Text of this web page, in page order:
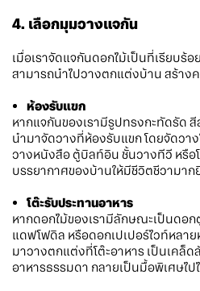
4. เลือกมุมวางแจกัน
เมื่อเราจัดแจกันดอกไม้เป็นที่เรียบร้
สามารถนำไปวางตกแต่งบ้าน สร้าง
ห้องรับแขก
หากแจกันของเรามีรูปทรงกะทัดรัด
นำมาจัดวางที่ห้องรับแขก โดยจัดวา
วางหนังสือ ตู้บิลท์อิน ชั้นวางทีวี หรือ
บรรยากาศของบ้านให้มีชีวิตชีวามาก
โต๊ะรับประทานอาหาร
หากดอกไม้ของเรามีลักษณะเป็นดอ
แดฟโฟดิล หรือดอกเปเปอร์ไวท์หลาย
มาวางตกแต่งที่โต๊ะอาหาร เป็นเคล็
อาหารธรรมดา กลายเป็นมื้อพิเศษไป